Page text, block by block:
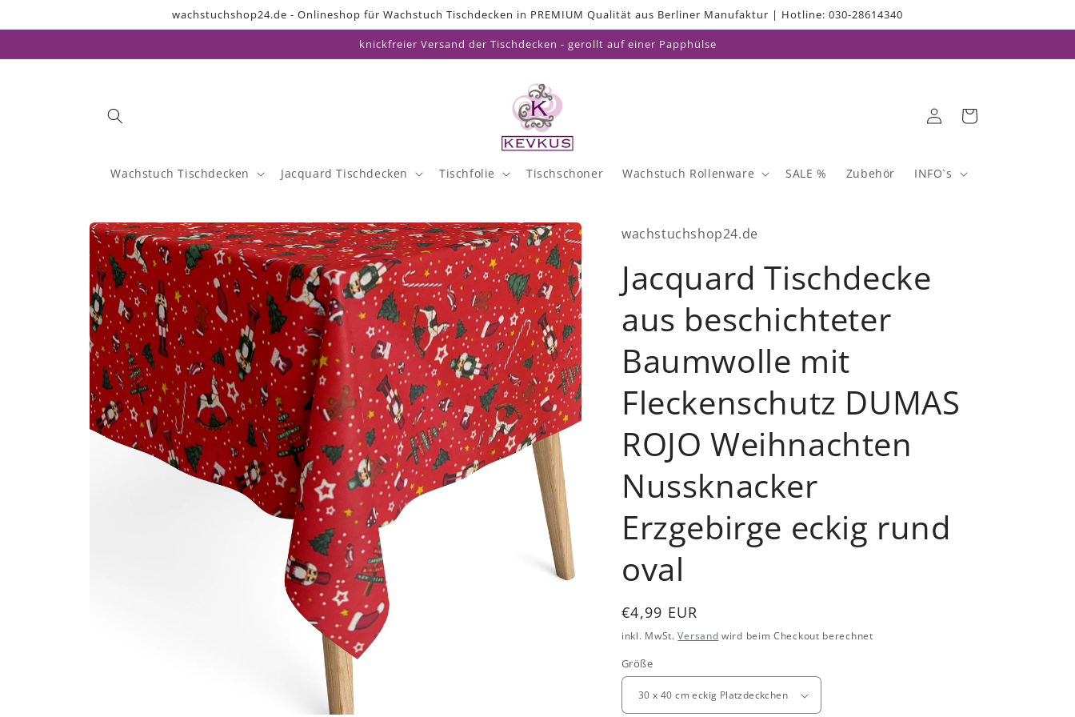
Inhalt
wachstuchshop24.de - Onlineshop für Wachstuch Tischdecken in PREMIUM Qualität aus Berliner Manufaktur | Hotline: 030-28614340
knickfreier Versand der Tischdecken - gerollt auf einer Papphülse
Wachstuch Tischdecken Jacquard Tischdecken Tischfolie Tischschoner Wachstuch Rollenware SALE % Zubehör INFO`s
EinloggenWarenkorb
Zu
Produktinformationen
springen
wachstuchshop24.de
Jacquard Tischdecke
aus beschichteter
Baumwolle mit
Fleckenschutz DUMAS
ROJO Weihnachten
Nussknacker
Erzgebirge eckig rund
oval
Normaler
Preis
€4,99 EUR
inkl. MwSt.Versand wird beim Checkout berechnet
Größe